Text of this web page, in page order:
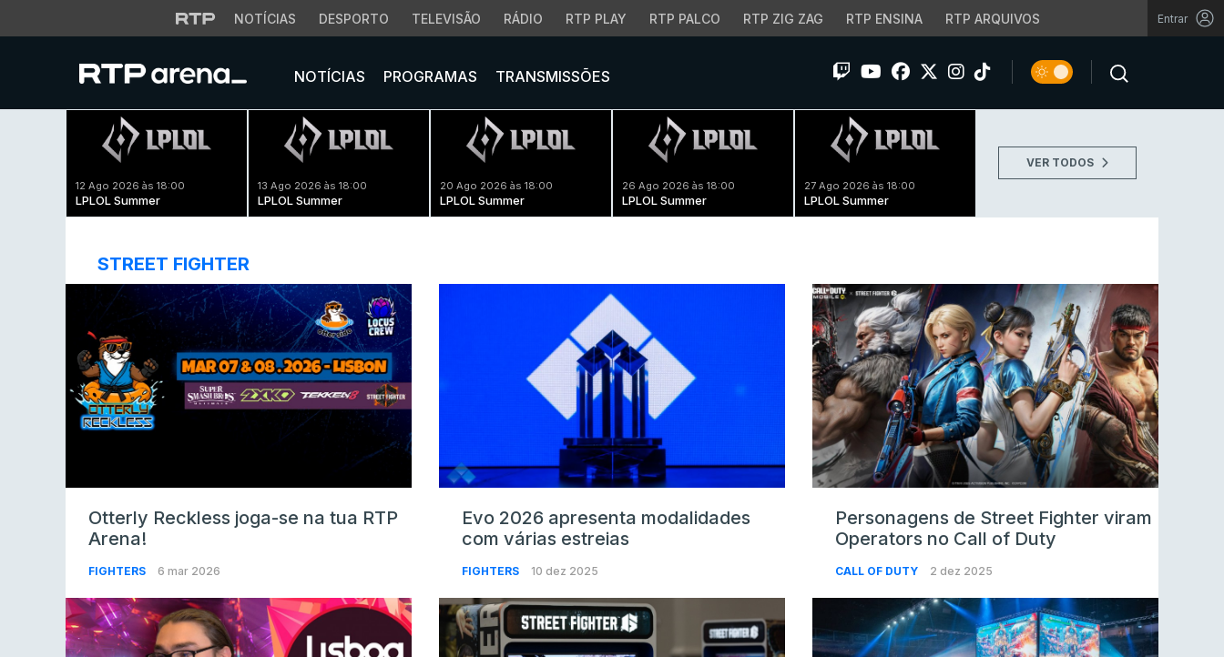
NOTÍCIAS DESPORTO TELEVISÃO RÁDIO RTP PLAY RTP PALCO RTP ZIG ZAG RTP ENSINA RTP ARQUIVOS Entrar
NOTÍCIAS PROGRAMAS TRANSMISSÕES
12 Ago 2026 às 18:00
LPLOL Summer
13 Ago 2026 às 18:00
LPLOL Summer
20 Ago 2026 às 18:00
LPLOL Summer
26 Ago 2026 às 18:00
LPLOL Summer
27 Ago 2026 às 18:00
LPLOL Summer
VER TODOS
STREET FIGHTER
Otterly Reckless joga-se na tua RTP
Arena!
FIGHTERS 6 mar 2026
Evo 2026 apresenta modalidades
com várias estreias
FIGHTERS 10 dez 2025
Personagens de Street Fighter viram
Operators no Call of Duty
CALL OF DUTY 2 dez 2025